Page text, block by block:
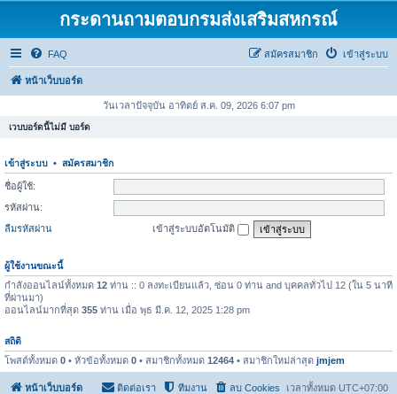
กระดานถามตอบกรมส่งเสริมสหกรณ์
FAQ เข้าสู่ระบบ
สมัครสมาชิก
หน้าเว็บบอร์ด
วันเวลาปัจจุบัน อาทิตย์ ส.ค. 09, 2026 6:07 pm
เวบบอร์ดนี้ไม่มี บอร์ด
เข้าสู่ระบบ • สมัครสมาชิก
ชื่อผู้ใช้:
รหัสผ่าน:
ลืมรหัสผ่าน เข้าสู่ระบบอัตโนมัติ
ผู้ใช้งานขณะนี้
กำลังออนไลน์ทั้งหมด 12 ท่าน :: 0 ลงทะเบียนแล้ว, ซ่อน 0 ท่าน and บุคคลทั่วไป 12 (ใน 5 นาที
ที่ผ่านมา)
ออนไลน์มากที่สุด 355 ท่าน เมื่อ พุธ มี.ค. 12, 2025 1:28 pm
สถิติ
โพสต์ทั้งหมด 0 • หัวข้อทั้งหมด 0 • สมาชิกทั้งหมด 12464 • สมาชิกใหม่ล่าสุด jmjem
หน้าเว็บบอร์ด เวลาทั้งหมด UTC+07:00
ลบ Cookies
ทีมงาน
ติดต่อเรา